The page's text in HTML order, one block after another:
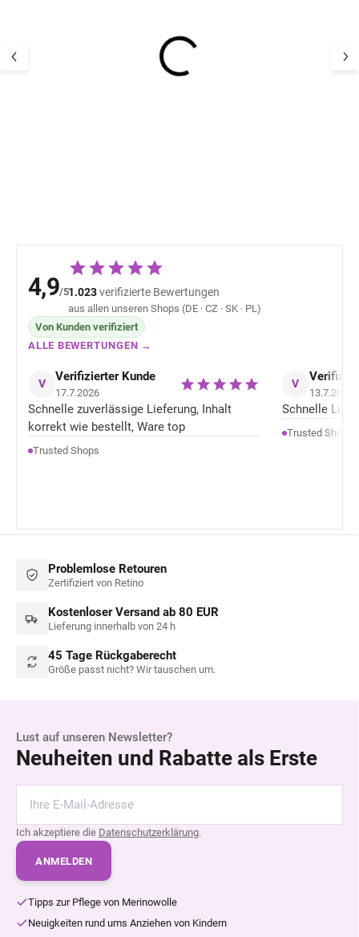
4,9/51.023verifizierte Bewertungen
aus allen unseren Shops (DE · CZ · SK · PL)
Von Kunden verifiziert
ALLE BEWERTUNGEN →
V Verifizierter Kunde
17.7.2026
Schnelle zuverlässige Lieferung, Inhalt
korrekt wie bestellt, Ware top
Trusted Shops
V
13.7.2026
Schnelle
Trusted Shops
Problemlose Retouren
Zertifiziert von Retino
Kostenloser Versand ab 80 EUR
Lieferung innerhalb von 24 h
45 Tage Rückgaberecht
Größe passt nicht? Wir tauschen um.
Lust auf unseren Newsletter?
Neuheiten und Rabatte als Erste
Ich akzeptiere die Datenschutzerklärung.
ANMELDEN
Tipps zur Pflege von Merinowolle
Neuigkeiten rund ums Anziehen von Kindern